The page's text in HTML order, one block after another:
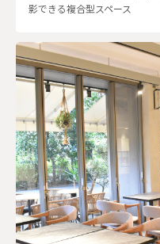
影できる複合型スペース